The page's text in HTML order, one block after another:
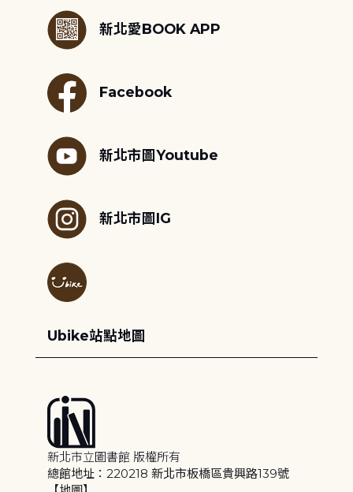
新北愛BOOK APP
Facebook
新北市圖Youtube
新北市圖IG
Ubike站點地圖
新北市立圖書館 版權所有
總館地址：220218 新北市板橋區貴興路139號